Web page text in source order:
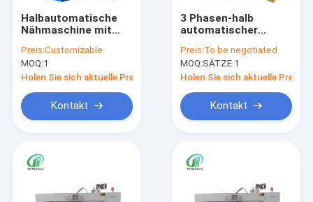
Halbautomatische
Nähmaschine mit
Wellkartons
Preis:Customizable
MOQ:1
Holen Sie sich aktuelle Preis
Kontakt
3 Phasen-halb
automatischer
der Büromaschine
herstellt
Preis:To be negotiated
MOQ:SÄTZE 1
Holen Sie sich aktuelle Preis
Kontakt